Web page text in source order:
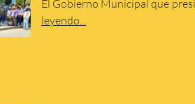
El Gobierno Municipal que
leyendo...